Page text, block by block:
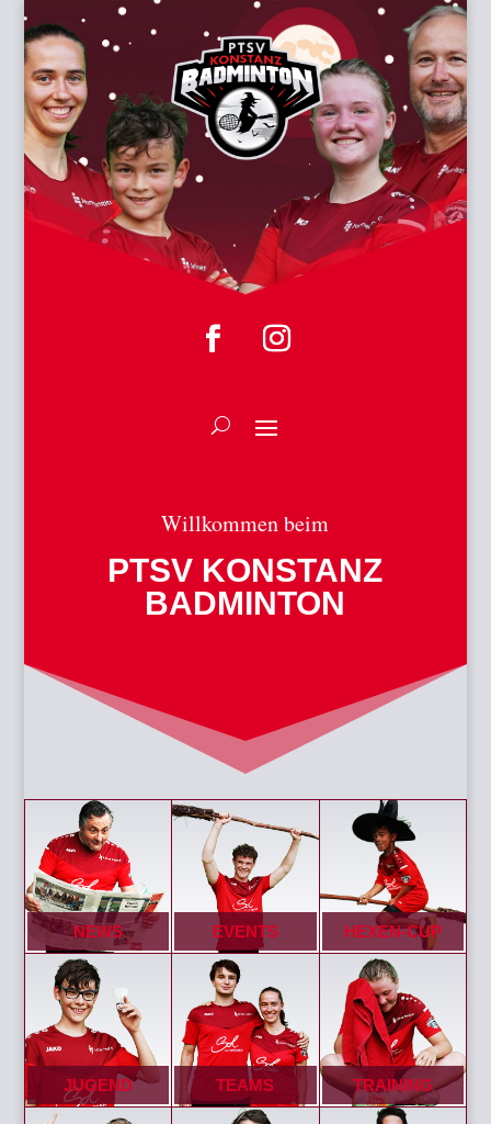
Willkommen beim
PTSV KONSTANZ
BADMINTON
NEWS EVENTS HEXEN-CUP
JUGEND TEAMS TRAINING